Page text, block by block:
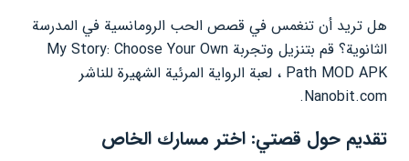
هل تريد أن تنغمس في قصص الحب الرومانسية في المدرسة
الثانوية؟ قم بتنزيل وتجربة My Story: Choose Your Own
Path MOD APK ، لعبة الرواية المرئية الشهيرة للناشر
Nanobit.com.
تقديم حول قصتي: اختر مسارك الخاص